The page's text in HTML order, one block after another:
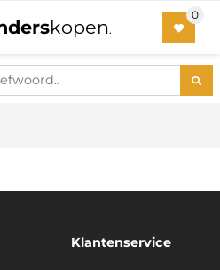
kopen.
Klantenservice